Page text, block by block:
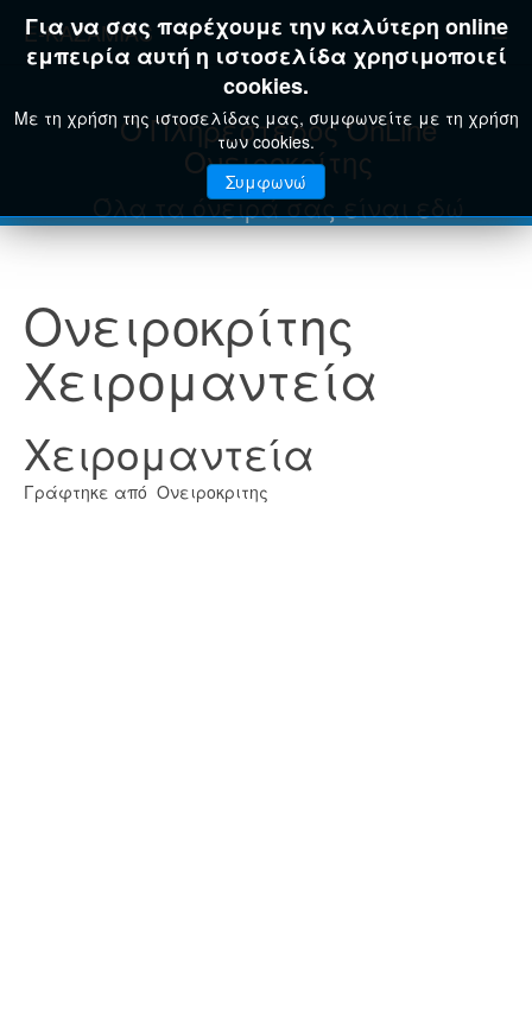
E-KAZAMIAS
Για να σας παρέχουμε την καλύτερη online
εμπειρία αυτή η ιστοσελίδα χρησιμοποιεί
cookies.
Με τη χρήση της ιστοσελίδας μας, συμφωνείτε με τη χρήση
των cookies.
Συμφωνώ
Ο Πληρέστερος OnLine
Ονειροκρίτης
Όλα τα όνειρά σας είναι εδώ
Ονειροκρίτης
Χειρομαντεία
Χειρομαντεία
Γράφτηκε από Ονειροκριτης